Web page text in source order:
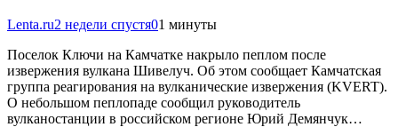
Lenta.ru2 недели спустя01 минуты
Поселок Ключи на Камчатке накрыло пеплом после
извержения вулкана Шивелуч. Об этом сообщает Камчатская
группа реагирования на вулканические извержения (KVERT).
О небольшом пеплопаде сообщил руководитель
вулканостанции в российском регионе Юрий Демянчук…